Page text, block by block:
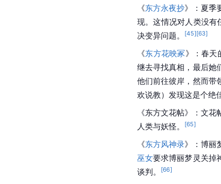
《东方永夜抄》：夏季
现。这情况对人类没有
决变异问题。
[45][63]
《东方花映冢》：春天
继去寻找真相，最后她
他们前往彼岸，然而带
欢说教）发现这是个绝
《东方文花帖》：文花
人类与妖怪。
[65]
《东方风神录》：博丽
巫女要求博丽梦灵关掉
谈判。
[66]